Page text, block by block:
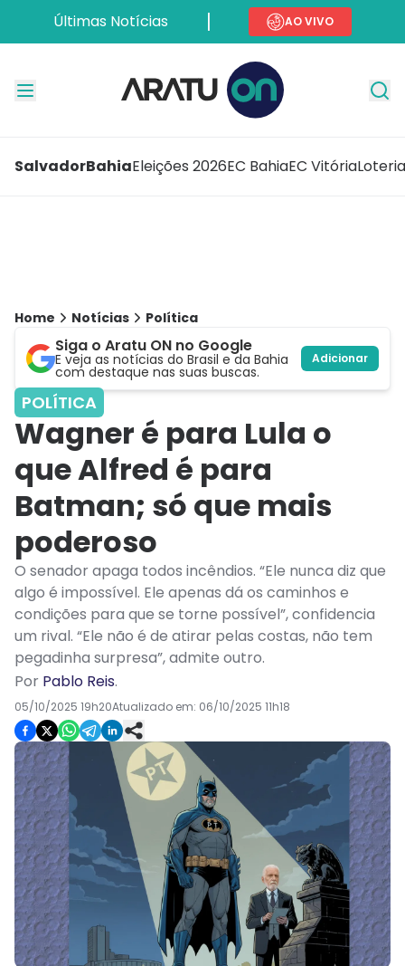
Últimas Notícias AO VIVO
SalvadorBahiaEleições 2026EC BahiaEC Vitória
Home Notícias Política
Siga o Aratu ON no Google
E veja as notícias do Brasil e da Bahia
com destaque nas suas buscas.
Adicionar
POLÍTICA
Wagner é para Lula o
que Alfred é para
Batman; só que mais
poderoso
O senador apaga todos incêndios. “Ele nunca diz que
algo é impossível. Ele apenas dá os caminhos e
condições para que se torne possível”, confidencia
um rival. “Ele não é de atirar pelas costas, não tem
pegadinha surpresa”, admite outro.
Por Pablo Reis.
05/10/2025 19h20Atualizado em: 06/10/2025 11h18